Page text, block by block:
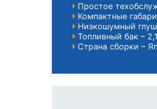
Простое
Компактные
Низкошумный
Топливный бак –
Страна сборки –